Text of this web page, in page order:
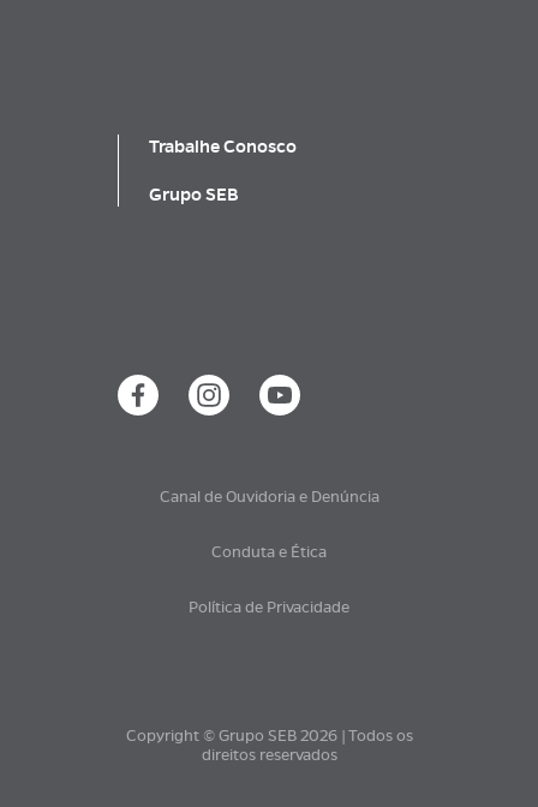
Trabalhe Conosco
Grupo SEB
Copyright © Grupo SEB 2026 | Todos os
direitos reservados
Política de Privacidade
Conduta e Ética
Canal de Ouvidoria e Denúncia